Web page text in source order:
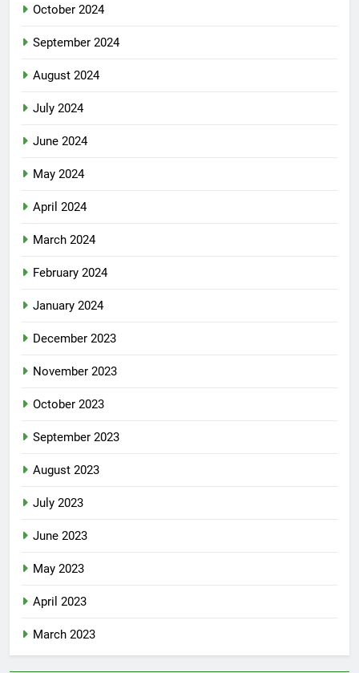
October 2024
September 2024
August 2024
July 2024
June 2024
May 2024
April 2024
March 2024
February 2024
January 2024
December 2023
November 2023
October 2023
September 2023
August 2023
July 2023
June 2023
May 2023
April 2023
March 2023